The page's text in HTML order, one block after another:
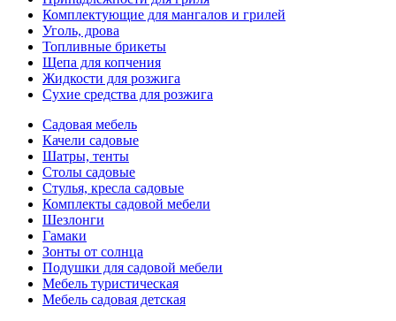
Комплектующие для мангалов и грилей
Уголь, дрова
Топливные брикеты
Щепа для копчения
Жидкости для розжига
Сухие средства для розжига
Садовая мебель
Качели садовые
Шатры, тенты
Столы садовые
Стулья, кресла садовые
Комплекты садовой мебели
Шезлонги
Гамаки
Зонты от солнца
Подушки для садовой мебели
Мебель туристическая
Мебель садовая детская